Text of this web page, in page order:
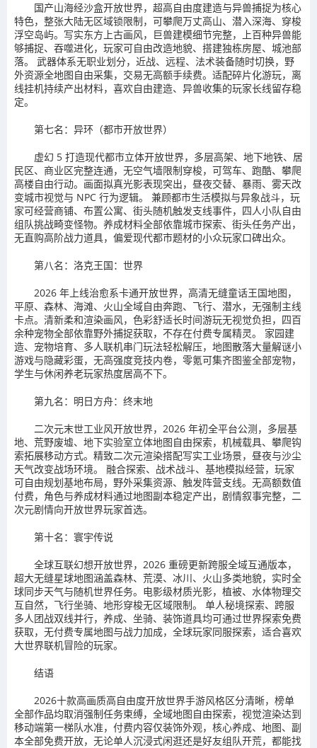
国产山海经沙盒开放世界，超高自由度建造与异兽捕捉为核心
特色，整张大陆无区域锁限制，可攀爬万丈高山、潜入深海、穿梭
浮空岛屿。写实东方上古画风，巨兽建模细节完整，上百种异兽能
够捕捉、吞噬进化，玩家可自由改造地貌、搭建独栋房屋、城池部
落。 武器体系无职业划分，近战、远程、法术装备随时切换，野
外资源全地图自由采集，交易无高额手续费。适配碎片化游玩，离
线挂机持续产出材料，喜欢自由建造、异兽收集的玩家长线留存稳
定。
第七名：异环（都市开放世界）
虚幻 5 打造现代都市立体开放世界，多层高架、地下地铁、居
民区、商业区完整连通，无空气墙限制穿梭，可驾车、跑酷、攀爬
高楼自由行动。画面拟真光影表现突出，昼夜交替、暴雨、雾天改
变城市视觉与 NPC 行为逻辑。 兼顾都市生活模拟与异象战斗，玩
家可经营商铺、布置公寓、街头随机触发支线事件，四人小队自由
组队挑战畸变怪物。养成材料全部依靠城市探索、街头任务产出，
无直购高阶战力道具，偏爱现代都市题材的小众玩家口碑出众。
第八名：洛克王国：世界
2026 年上线治愈系卡通开放世界，高清无缝童话王国地图，
平原、森林、海滩、火山全域自由奔跑、飞行、潜水，无强制主线
卡点。清新柔和渲染画风，色彩舒适长时间游玩无视觉负担，四百
余种宠物全部依靠野外捕捉获取，不存在付费专属精灵。 家园建
造、宠物培育、多人联机串门玩法轻松解压，地图散落大量解谜小
游戏与隐藏彩蛋，无高强度竞技内卷，零氪可集齐图鉴全部宠物，
学生与休闲养老玩家热度居高不下。
第九名：明日方舟：终末地
二次元末世工业风开放世界，2026 年初全平台公测，多层基
地、荒野废墟、地下实验室立体地图自由探索，机械载具、攀爬钩
索拓展移动方式。精致二次元渲染搭配写实工业场景，昼夜与沙尘
天气改变战场环境。 融合探索、战术战斗、基地模拟经营，玩家
可自由规划基地布局，野外采集资源、触发阵营支线。无高额数值
付费，角色与养成材料通过地图副本稳定产出，剧情叙事完整，二
次元剧情向开放世界玩家首选。
第十名：寰宇传说
全球互联幻想开放世界，2026 重磅更新跨服全域互通版本，
超大无缝星球地图涵盖森林、荒漠、冰川、火山多类地貌，实时全
球同步天气与随机世界任务。电影级材质光影，植被、水体物理交
互自然，飞行坐骑、地形穿梭无区域限制。 单人秘境探索、跨服
多人团战双线并行，养成、坐骑、装饰道具均可通过世界探索免费
获取，无付费专属地图与战力加成，全球玩家同服探索，适合喜欢
大世界联机冒险的玩家。
结语
2026十款高画质高自由度开放世界手游风格区分清晰，榜单
全部作品均取消强制任务束缚，全域地图自由探索，视觉渲染达到
移动端第一梯队水准，付费内容仅装饰外观，核心养成、地图、副
本全部免费开放，无论单人沉浸式闲逛还是好友组队开荒，都能找